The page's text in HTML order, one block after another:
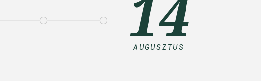
AUGUSZTUS